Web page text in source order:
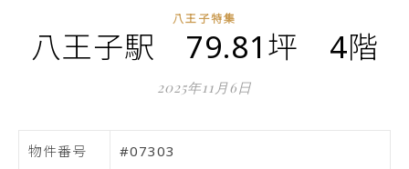
八王子特集
八王子駅 79.81坪 4階
2025年11月6日
物件番号 #07303